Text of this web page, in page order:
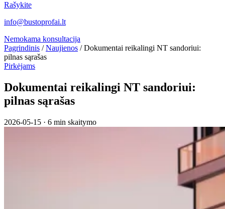
Rašykite
info@bustoprofai.lt
Nemokama konsultacija
Pagrindinis /Naujienos /Dokumentai reikalingi NT sandoriui:
pilnas sąrašas
Pirkėjams
Dokumentai reikalingi NT sandoriui:
pilnas sąrašas
2026-05-15 · 6 min skaitymo